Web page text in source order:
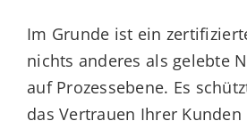
Im Grunde ist ein
nichts anderes als gelebte
auf Prozessebene. Es
das Vertrauen Ihrer